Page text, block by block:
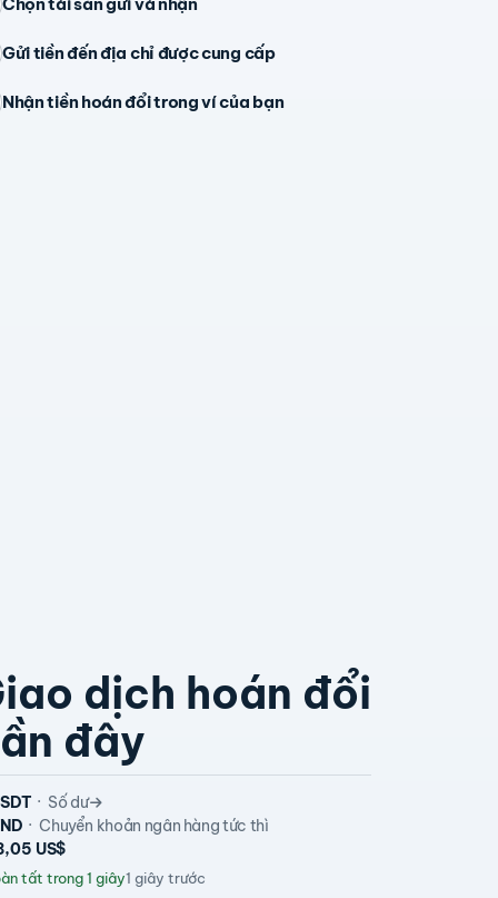
Gửi tiền đến địa chỉ được cung cấp
Nhận tiền hoán đổi trong ví của bạn
dịch hoán đổi
đây
Số dư
Chuyển khoản ngân hàng tức thì
US$
tất trong 1 giây1 giây trước